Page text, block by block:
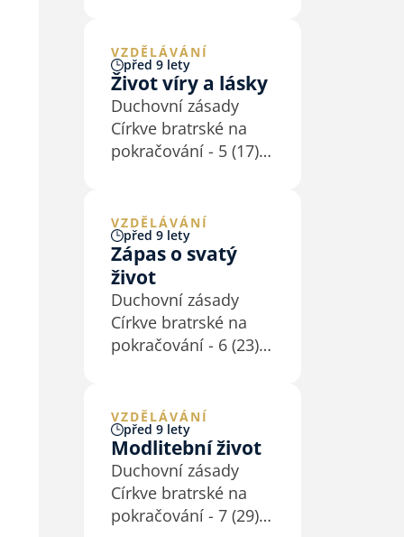
z duchovního
probuzení, Církev
bratrská byla vždy
otevřena působení
Ducha svatého
a různým způsobům
VZDĚLÁVÁNÍ
před 9 lety
Život víry a lásky
Duchovní zásady
Církve bratrské na
pokračování - 5 (17)
život skrze osobní
vztah s Bohem, tedy
především
přijímáním Božího
slova a modlitbou
(1Te 5,17; Ko 3,16;
1Pt 2,2). Proto se
VZDĚLÁVÁNÍ
před 9 lety
Zápas o svatý
život
Duchovní zásady
Církve bratrské na
pokračování - 6 (23)
vděčně hlásíme,
rozlišovala mezi
svými členy tři
stupně duchovní
zralosti: počínající,
prospívající
VZDĚLÁVÁNÍ
před 9 lety
Modlitební život
Duchovní zásady
Církve bratrské na
pokračování - 7 (29)